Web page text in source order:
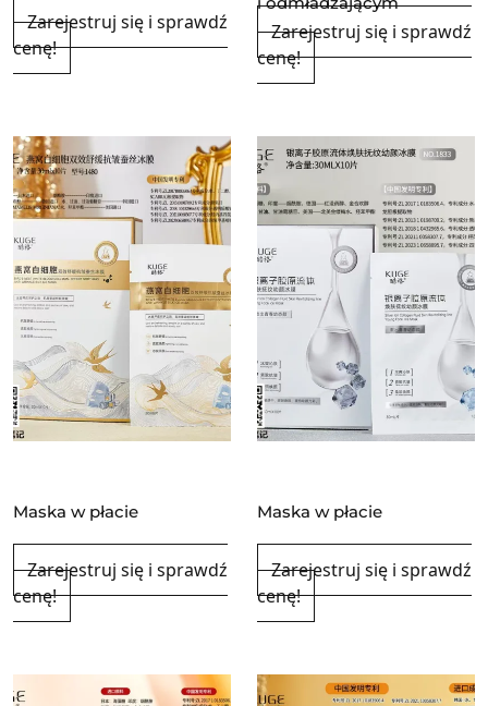
Zarejestruj się i sprawdź
cenę!
Zarejestruj się i sprawdź
cenę!
Maska w płacie
Zarejestruj się i sprawdź
cenę!
Maska w płacie
Zarejestruj się i sprawdź
cenę!